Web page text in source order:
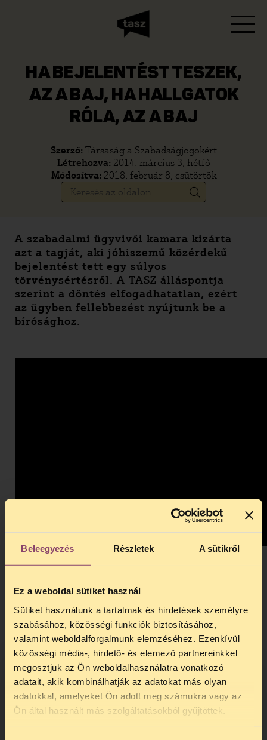
Beleegyezés Részletek A sütikről
Ez a weboldal sütiket használ
Sütiket használunk a tartalmak és hirdetések személyre
szabásához, közösségi funkciók biztosításához,
valamint weboldalforgalmunk elemzéséhez. Ezenkívül
közösségi média-, hirdető- és elemező partnereinkkel
megosztjuk az Ön weboldalhasználatra vonatkozó
adatait, akik kombinálhatják az adatokat más olyan
adatokkal, amelyeket Ön adott meg számukra vagy az
Ön által használt más szolgáltatásokból gyűjtöttek.
HA BEJELENTÉST TESZEK,
AZ A BAJ, HA HALLGATOK
RÓLA, AZ A BAJ
Szerző: Társaság a Szabadságjogokért
Létrehozva: 2014. március 3, hétfő
Módosítva: 2018. február 8, csütörtök
A szabadalmi ügyvivői kamara kizárta
azt a tagját, aki jóhiszemű közérdekű
bejelentést tett egy súlyos
törvénysértésről. A TASZ álláspontja
szerint a döntés elfogadhatatlan, ezért
az ügyben fellebbezést nyújtunk be a
bírósághoz.
A szabadalmi ügyvivői kamara kizárta azt a tagját, aki
közérdekű bejelentést tett egy súlyos törvénysértésről. A
TASZ
álláspontja szerint a döntés elfogadhatatlan, ezért az
ügyben
fellebbezést nyújtunk be a bírósághoz.
TELEFONOS JOGSEGÉLY
SZÜNET!